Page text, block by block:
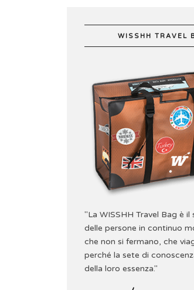
WISSHH TRAVEL
"La WISSHH Travel Bag è il
delle persone in continuo
che non si fermano, che
perché la sete di
della loro essenza."